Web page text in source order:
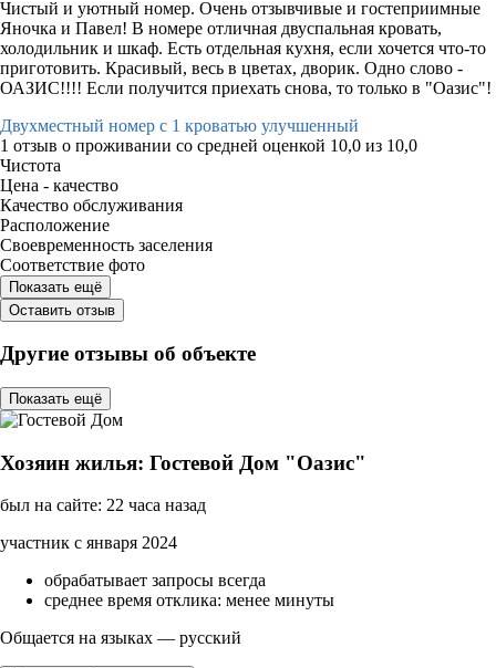
Чистый и уютный номер. Очень отзывчивые и гостеприимные
Яночка и Павел! В номере отличная двуспальная кровать,
холодильник и шкаф. Есть отдельная кухня, если хочется что-то
приготовить. Красивый, весь в цветах, дворик. Одно слово -
ОАЗИС!!!! Если получится приехать снова, то только в "Оазис"!
Двухместный номер с 1 кроватью улучшенный
1 отзыв о проживании со средней оценкой 10,0 из 10,0
Чистота
Цена - качество
Качество обслуживания
Расположение
Своевременность заселения
Соответствие фото
Показать ещё
Оставить отзыв
Другие отзывы об объекте
Показать ещё
Хозяин жилья: Гостевой Дом "Оазис"
был на сайте: 22 часа назад
участник с января 2024
обрабатывает запросы всегда
среднее время отклика: менее минуты
Общается на языках — русский